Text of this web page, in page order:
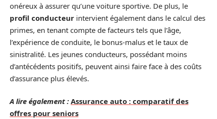
onéreux à assurer qu’une voiture sportive. De plus, le
profil conducteur intervient également dans le calcul des
primes, en tenant compte de facteurs tels que l’âge,
l’expérience de conduite, le bonus-malus et le taux de
sinistralité. Les jeunes conducteurs, possédant moins
d’antécédents positifs, peuvent ainsi faire face à des coûts
d’assurance plus élevés.
A lire également : Assurance auto : comparatif des
offres pour seniors